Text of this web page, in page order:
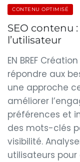
CONTENU OPTIMISÉ
SEO contenu
l’utilisateur
EN BREF
répondre aux
une approche
améliorer
préférences et
des mots-clés
visibilité.
utilisateurs